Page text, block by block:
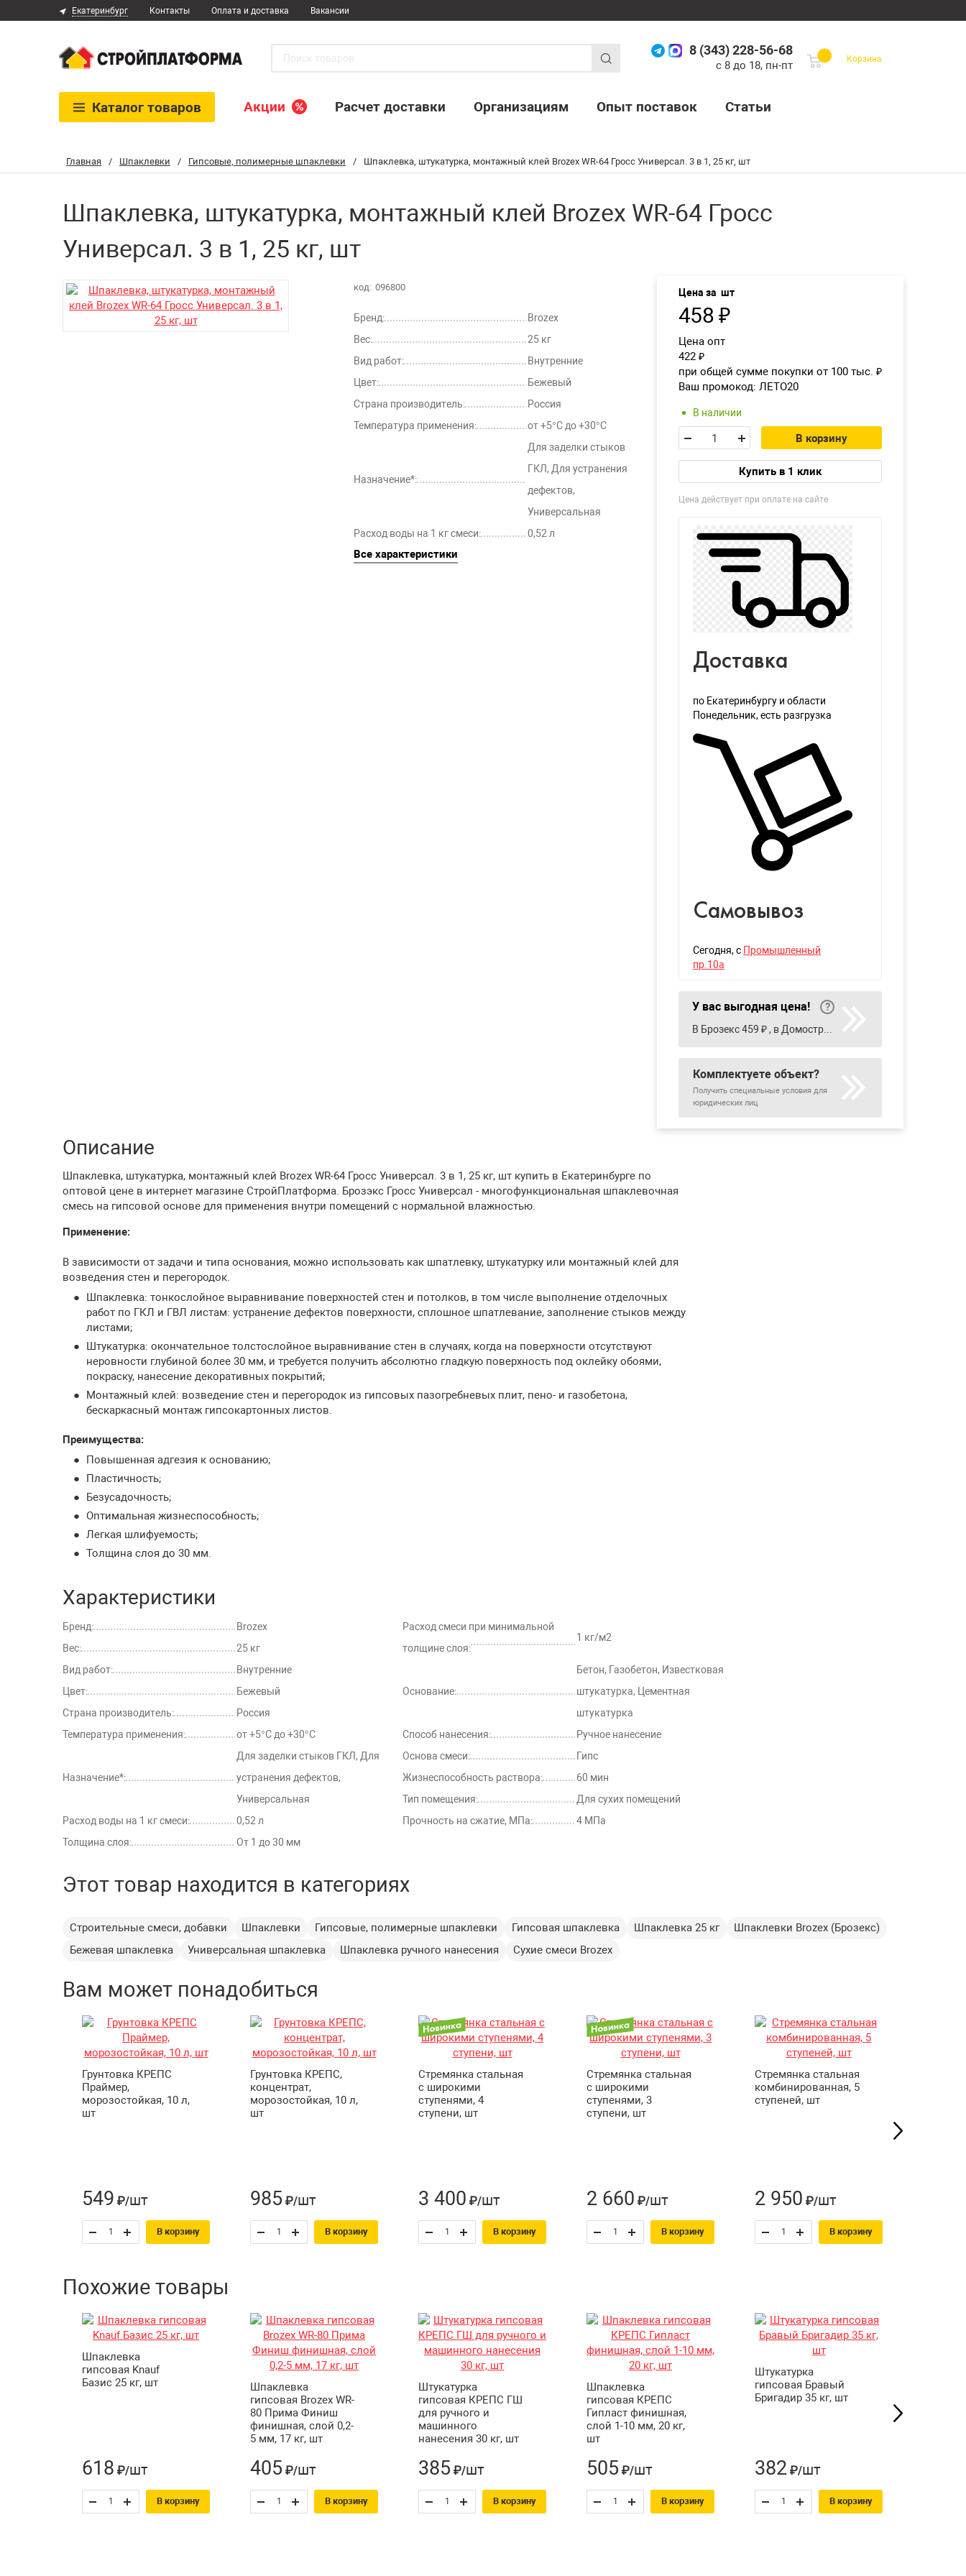
Главная / Шпаклевки / Гипсовые, полимерные шпаклевки / Шпаклевка, штукатурка, монтажный клей Brozex WR-64 Гросс Универсал. 3 в 1, 25 кг, шт
Шпаклевка, штукатурка, монтажный клей Brozex WR-64 Гросс
Универсал. 3 в 1, 25 кг, шт
код: 096800
Бренд:
Brozex
Вес:
25 кг
Вид работ:
Внутренние
Цвет:
Бежевый
Страна производитель:
Россия
Температура применения:
от +5°С до +30°С
Назначение*:
Для заделки стыков
ГКЛ, Для устранения
дефектов,
Универсальная
Расход воды на 1 кг смеси:
0,52 л
Все характеристики
Цена за шт
458 ₽
Цена опт
422 ₽
при общей сумме покупки от 100 тыс. ₽
Ваш промокод: ЛЕТО20
В наличии
В корзину
Купить в 1 клик
Цена действует при оплате на сайте
Доставка
по Екатеринбургу и области
Понедельник, есть разгрузка
Самовывоз
Сегодня, с Промышленный
пр.10а
У вас выгодная цена!
Комплектуете объект?
Получить специальные условия для
юридических лиц
Описание
Шпаклевка, штукатурка, монтажный клей Brozex WR-64 Гросс Универсал. 3 в 1, 25 кг, шт купить в Екатеринбурге по
оптовой цене в интернет магазине СтройПлатформа. Брозэкс Гросс Универсал - многофункциональная шпаклевочная
смесь на гипсовой основе для применения внутри помещений с нормальной влажностью.
Применение:
В зависимости от задачи и типа основания, можно использовать как шпатлевку, штукатурку или монтажный клей для
возведения стен и перегородок.
Шпаклевка: тонкослойное выравнивание поверхностей стен и потолков, в том числе выполнение отделочных
работ по ГКЛ и ГВЛ листам: устранение дефектов поверхности, сплошное шпатлевание, заполнение стыков между
листами;
Штукатурка: окончательное толстослойное выравнивание стен в случаях, когда на поверхности отсутствуют
неровности глубиной более 30 мм, и требуется получить абсолютно гладкую поверхность под оклейку обоями,
покраску, нанесение декоративных покрытий;
Монтажный клей: возведение стен и перегородок из гипсовых пазогребневых плит, пено- и газобетона,
бескаркасный монтаж гипсокартонных листов.
Преимущества:
Повышенная адгезия к основанию;
Пластичность;
Безусадочность;
Оптимальная жизнеспособность;
Легкая шлифуемость;
Толщина слоя до 30 мм.
Характеристики
Бренд:
Brozex
Вес:
25 кг
Вид работ:
Внутренние
Цвет:
Бежевый
Страна производитель:
Россия
Температура применения:
от +5°С до +30°С
Назначение*:
Для заделки стыков ГКЛ, Для
устранения дефектов,
Универсальная
Расход воды на 1 кг смеси:
0,52 л
Толщина слоя:
От 1 до 30 мм
Расход смеси при минимальной
толщине слоя:
1 кг/м2
Основание:
Бетон, Газобетон, Известковая
штукатурка, Цементная
штукатурка
Способ нанесения:
Ручное нанесение
Основа смеси:
Гипс
Жизнеспособность раствора:
60 мин
Тип помещения:
Для сухих помещений
Прочность на сжатие, МПа:
4 МПа
Этот товар находится в категориях
Строительные смеси, добавки Шпаклевки Гипсовые, полимерные шпаклевки Гипсовая шпаклевка Шпаклевка 25 кг
Шпаклевки Brozex (Брозекс)
Бежевая шпаклевка
Универсальная шпаклевка Шпаклевка ручного нанесения Сухие смеси Brozex
Вам может понадобиться
Грунтовка КРЕПС
Праймер,
морозостойкая, 10 л,
шт
549 ₽/шт
В корзину
Грунтовка КРЕПС,
концентрат,
морозостойкая, 10 л,
шт
985 ₽/шт
В корзину
Стремянка стальная
с широкими
ступенями, 4
ступени, шт
3 400 ₽/шт
В корзину
Стремянка стальная
с широкими
ступенями, 3
ступени, шт
2 660 ₽/шт
В корзину
Стремянка стальная
комбинированная, 5
ступеней, шт
2 950 ₽/шт
В корзину
Похожие товары
Шпаклевка
гипсовая Knauf
Базис 25 кг, шт
618 ₽/шт
В корзину
Шпаклевка
гипсовая Brozex WR-
80 Прима Финиш
финишная, слой 0,2-
5 мм, 17 кг, шт
405 ₽/шт
В корзину
Штукатурка
гипсовая КРЕПС ГШ
для ручного и
машинного
нанесения 30 кг, шт
385 ₽/шт
В корзину
Шпаклевка
гипсовая КРЕПС
Гипласт финишная,
слой 1-10 мм, 20 кг,
шт
505 ₽/шт
В корзину
Штукатурка
гипсовая Бравый
Бригадир 35 кг, шт
382 ₽/шт
В корзину
Екатеринбург Контакты Оплата и доставка Вакансии
8 (343) 228-56-68
с 8 до 18, пн-пт
Корзина
Каталог товаров Акции Расчет доставки Организациям Опыт поставок Статьи